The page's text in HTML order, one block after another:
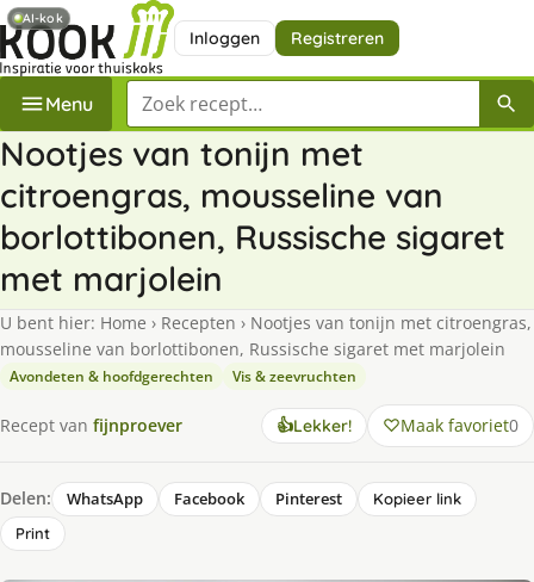
Inloggen Registreren
Menu Zoek een recept
Nootjes van tonijn met
citroengras, mousseline van
borlottibonen, Russische sigaret
met marjolein
U bent hier: Home › Recepten › Nootjes van tonijn met citroengras,
mousseline van borlottibonen, Russische sigaret met marjolein
Avondeten & hoofdgerechten Vis & zeevruchten
Recept van fijnproever 👍Lekker! Maak favoriet0
Delen: WhatsApp Facebook Pinterest
Kopieer link
Print
AI-kok